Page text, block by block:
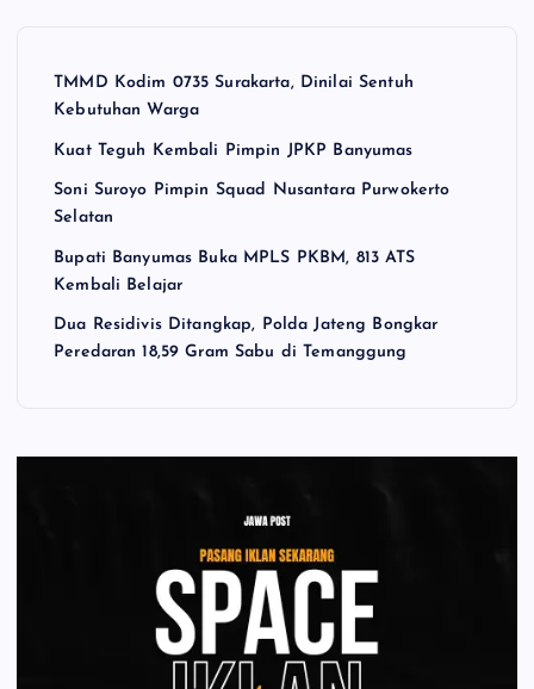
TMMD Kodim 0735 Surakarta, Dinilai Sentuh
Kebutuhan Warga
Kuat Teguh Kembali Pimpin JPKP Banyumas
Soni Suroyo Pimpin Squad Nusantara Purwokerto
Selatan
Bupati Banyumas Buka MPLS PKBM, 813 ATS
Kembali Belajar
Dua Residivis Ditangkap, Polda Jateng Bongkar
Peredaran 18,59 Gram Sabu di Temanggung